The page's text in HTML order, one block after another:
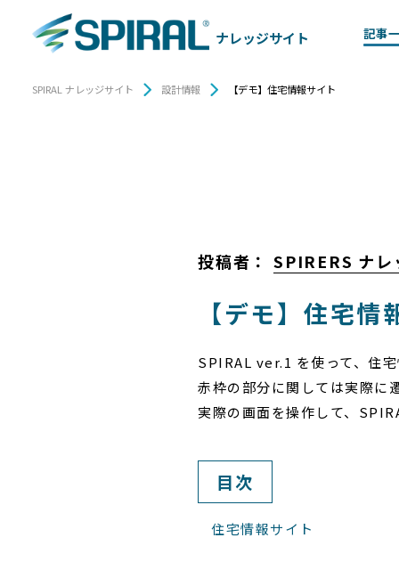
ナレッジサイト 記事
SPIRAL ナレッジサイト 設計情報 【デモ】住宅情報サイト
投稿者： SPIRERS ナレ
【デモ】住宅情
SPIRAL ver.1 を使って、住
赤枠の部分に関しては実際に
実際の画面を操作して、
目次
住宅情報サイト